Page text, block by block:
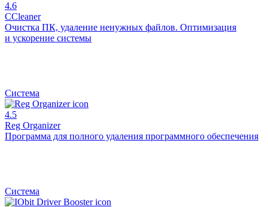
4.6
CCleaner
Очистка ПК, удаление ненужных файлов. Оптимизация
и ускорение системы
Система
4.5
Reg Organizer
Программа для полного удаления программного обеспечения
Система